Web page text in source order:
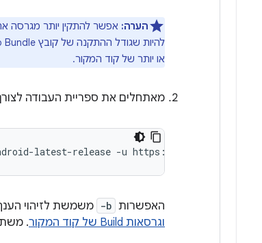
הערה:
או יותר של קוד המקור.
מאתחלים את ספריית העבודה
latest-release -u https://
האפשרות -b משמשת לזיהוי
וגרסאות Build של קוד המקור
.